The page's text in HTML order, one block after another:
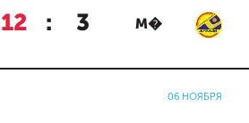
12 : 3 М�
06 НОЯБРЯ